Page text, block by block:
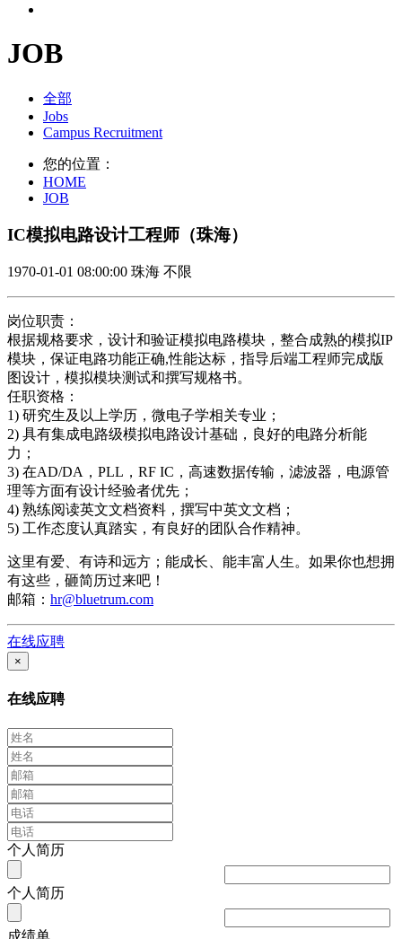
JOB
全部
Jobs
Campus Recruitment
您的位置：
HOME
JOB
IC模拟电路设计工程师（珠海）
1970-01-01 08:00:00 珠海 不限
岗位职责：
根据规格要求，设计和验证模拟电路模块，整合成熟的模拟IP
模块，保证电路功能正确,性能达标，指导后端工程师完成版
图设计，模拟模块测试和撰写规格书。
任职资格：
1) 研究生及以上学历，微电子学相关专业；
2) 具有集成电路级模拟电路设计基础，良好的电路分析能
力；
3) 在AD/DA，PLL，RF IC，高速数据传输，滤波器，电源管
理等方面有设计经验者优先；
4) 熟练阅读英文文档资料，撰写中英文文档；
5) 工作态度认真踏实，有良好的团队合作精神。
这里有爱、有诗和远方；能成长、能丰富人生。如果你也想拥
有这些，砸简历过来吧！
邮箱： hr@bluetrum.com
在线应聘
×
在线应聘
个人简历
个人简历
成绩单